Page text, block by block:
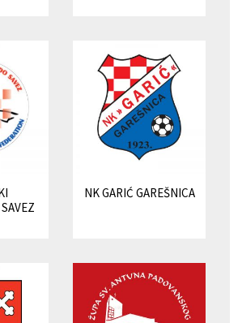
NK GARIĆ GAREŠNICA